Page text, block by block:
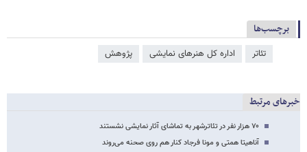
برچسب‌ها
تئاتر اداره کل هنرهای نمایشی پژوهش
خبرهای مرتبط
۷۰ هزار نفر در تئاترشهر به تماشای آثار نمایشی نشستند
آناهیتا همتی و مونا فرجاد کنار هم روی صحنه می‌روند